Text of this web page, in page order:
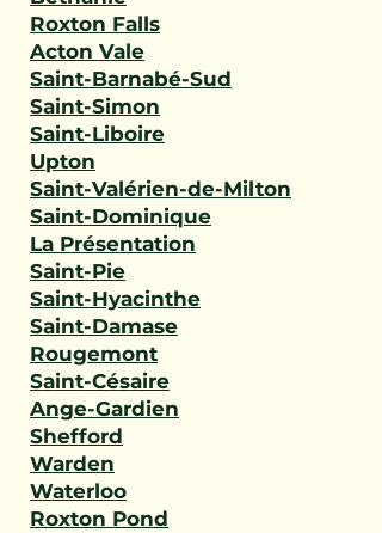
Roxton Falls
Acton Vale
Saint-Barnabé-Sud
Saint-Simon
Saint-Liboire
Upton
Saint-Valérien-de-Milton
Saint-Dominique
La Présentation
Saint-Pie
Saint-Hyacinthe
Saint-Damase
Rougemont
Saint-Césaire
Ange-Gardien
Shefford
Warden
Waterloo
Roxton Pond